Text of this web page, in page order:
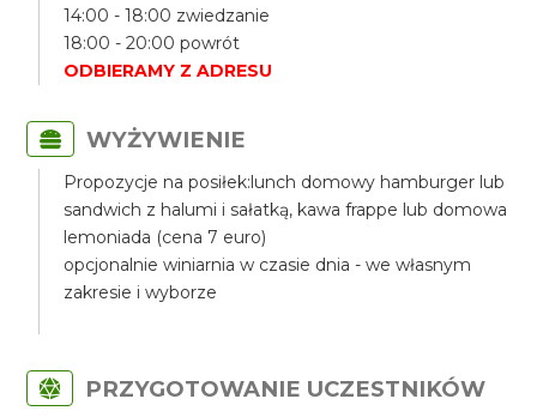
14:00 - 18:00 zwiedzanie
18:00 - 20:00 powrót
ODBIERAMY Z ADRESU
WYŻYWIENIE
Propozycje na posiłek:lunch domowy hamburger lub
sandwich z halumi i sałatką, kawa frappe lub domowa
lemoniada (cena 7 euro)
opcjonalnie winiarnia w czasie dnia - we własnym
zakresie i wyborze
PRZYGOTOWANIE UCZESTNIKÓW